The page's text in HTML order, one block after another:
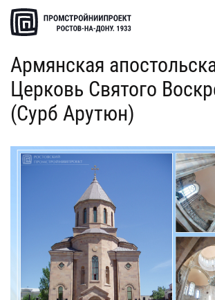
Армянская
Церковь Святого
(Сурб Арутюн)